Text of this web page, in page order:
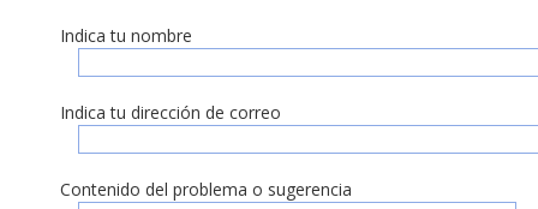
Indica tu nombre
Indica tu dirección de correo
Contenido del problema o sugerencia